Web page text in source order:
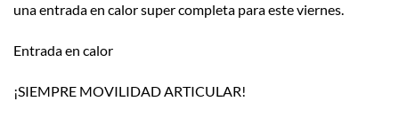
una entrada en calor super completa para este viernes.
Entrada en calor
¡SIEMPRE MOVILIDAD ARTICULAR!